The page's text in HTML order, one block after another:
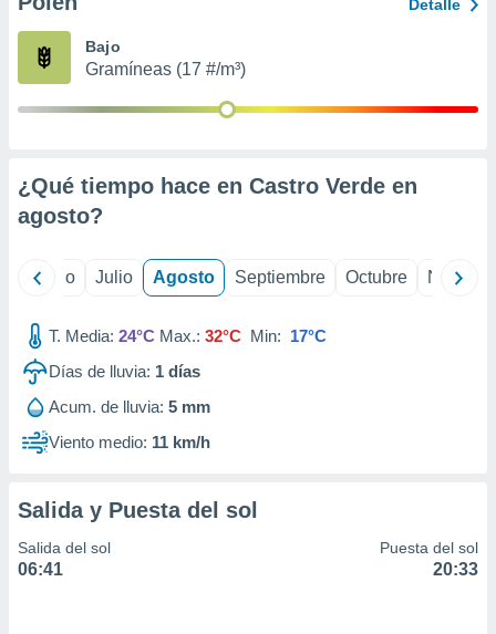
publicidad
1199
Detalle
Bajo
Gramíneas (17 #/m³)
¿Qué tiempo hace en Castro Verde en
agosto?
Junio Julio Agosto Septiembre Octubre
T. Media: 24°C Max.: 32°C Min: 17°C
Días de lluvia: 1 días
Acum. de lluvia: 5 mm
Viento medio: 11 km/h
Salida y Puesta del sol
Salida del sol
06:41
Puesta del sol
20:33